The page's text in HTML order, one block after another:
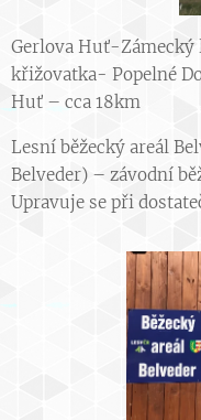
Gerlova Huť-
křižovatka- Popelné
Huť – cca 18km
Lesní běžecký areál
Belveder) – závodní
Upravuje se při